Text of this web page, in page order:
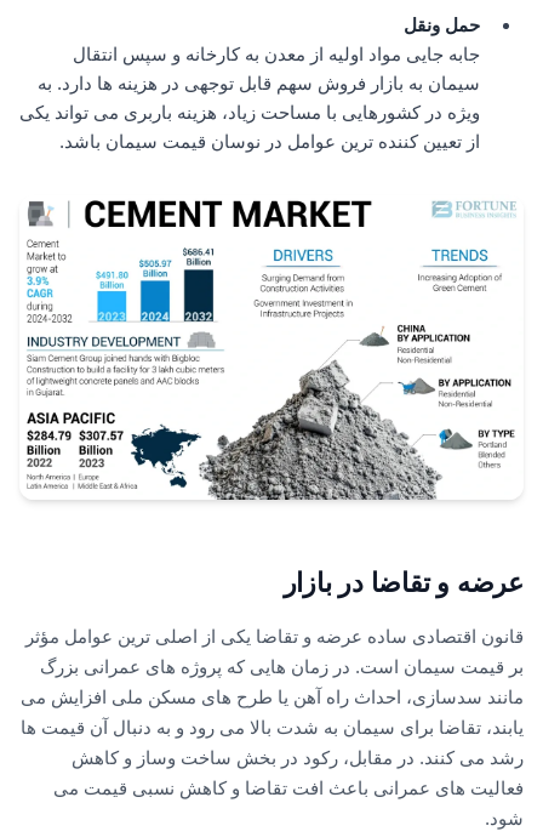
حمل ونقل
جابه جایی مواد اولیه از معدن به کارخانه و سپس انتقال
سیمان به بازار فروش سهم قابل توجهی در هزینه ها دارد. به
ویژه در کشورهایی با مساحت زیاد، هزینه باربری می تواند یکی
از تعیین کننده ترین عوامل در نوسان قیمت سیمان باشد.
عرضه و تقاضا در بازار
قانون اقتصادی ساده عرضه و تقاضا یکی از اصلی ترین عوامل مؤثر
بر قیمت سیمان است. در زمان هایی که پروژه های عمرانی بزرگ
مانند سدسازی، احداث راه آهن یا طرح های مسکن ملی افزایش می
یابند، تقاضا برای سیمان به شدت بالا می رود و به دنبال آن قیمت ها
رشد می کنند. در مقابل، رکود در بخش ساخت وساز و کاهش
فعالیت های عمرانی باعث افت تقاضا و کاهش نسبی قیمت می
شود.